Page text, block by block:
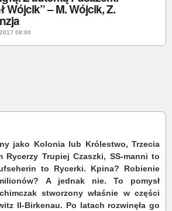
Wójcik” – M. Wójcik, Z.
08:00
jako Kolonia lub Królestwo, Trzecia
Rycerzy Trupiej Czaszki, SS-manni to
to Rycerki. Kpina? Robienie
A jednak nie. To pomysł
stworzony właśnie w części
II-Birkenau. Po latach rozwinęła go